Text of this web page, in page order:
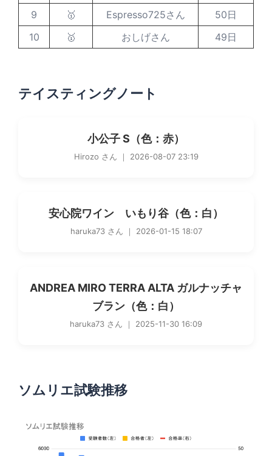
9
🥇 Espresso725さん
50日
10
🥇 おしげさん 49日
テイスティングノート
小公子 S（色：赤）
Hirozo さん ｜ 2026-08-07 23:19
安心院ワイン いもり谷（色：白）
haruka73 さん ｜ 2026-01-15 18:07
ANDREA MIRO TERRA ALTA ガルナッチャ
ブラン（色：白）
haruka73 さん ｜ 2025-11-30 16:09
ソムリエ試験推移